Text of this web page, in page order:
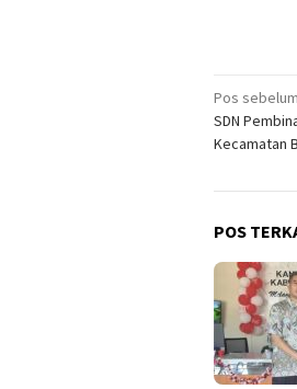
pos
Pos
SDN
Kecamatan
POS